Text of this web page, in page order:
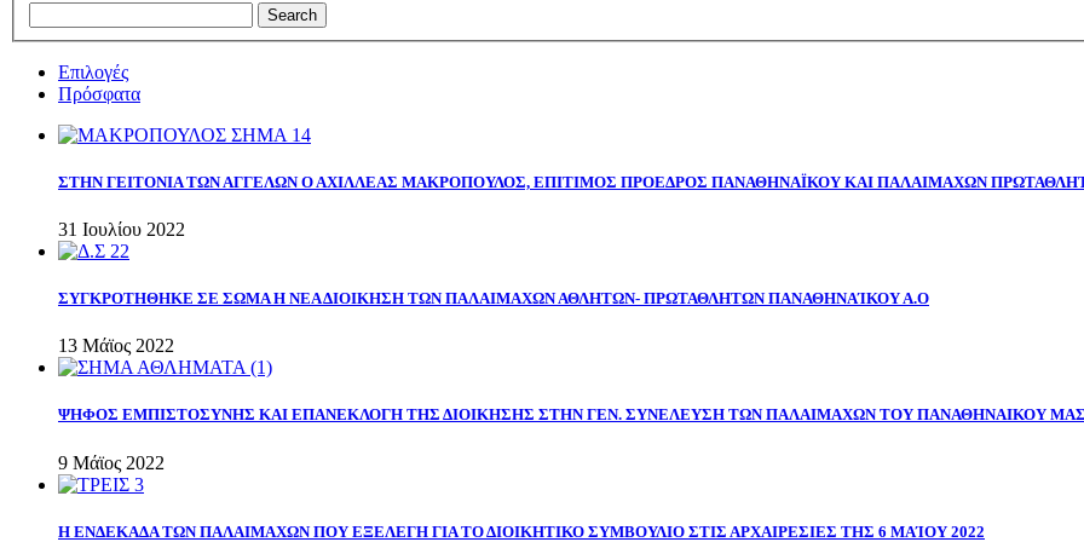
Επιλογές
Πρόσφατα
ΣΤΗΝ ΓΕΙΤΟΝΙΑ ΤΩΝ ΑΓΓΕΛΩΝ Ο ΑΧΙΛΛΕΑΣ ΜΑΚΡΟΠΟΥΛΟΣ, ΕΠΙΤΙΜΟΣ ΠΡΟΕΔΡΟΣ ΠΑΝΑΘΗΝΑΪΚΟΥ ΚΑΙ ΠΑΛΑΙΜΑΧΩΝ
31 Ιουλίου 2022
ΣΥΓΚΡΟΤΗΘΗΚΕ ΣΕ ΣΩΜΑ Η ΝΕΑ ΔΙΟΙΚΗΣΗ ΤΩΝ ΠΑΛΑΙΜΑΧΩΝ ΑΘΛΗΤΩΝ- ΠΡΩΤΑΘΛΗΤΩΝ ΠΑΝΑΘΗΝΑΊΚΟΥ Α.Ο
13 Μάϊος 2022
ΨΗΦΟΣ ΕΜΠΙΣΤΟΣΥΝΗΣ ΚΑΙ ΕΠΑΝΕΚΛΟΓΗ ΤΗΣ ΔΙΟΙΚΗΣΗΣ ΣΤΗΝ ΓΕΝ. ΣΥΝΕΛΕΥΣΗ ΤΩΝ ΠΑΛΑΙΜΑΧΩΝ ΤΟΥ ΠΑΝΑΘΗΝΑΙΚΟΥ ΜΑΣ
9 Μάϊος 2022
Η ΕΝΔΕΚΑΔΑ ΤΩΝ ΠΑΛΑΙΜΑΧΩΝ ΠΟΥ ΕΞΕΛΕΓΗ ΓΙΑ ΤΟ ΔΙΟΙΚΗΤΙΚΟ ΣΥΜΒΟΥΛΙΟ ΣΤΙΣ ΑΡΧΑΙΡΕΣΙΕΣ ΤΗΣ 6 ΜΑΊΟΥ 2022